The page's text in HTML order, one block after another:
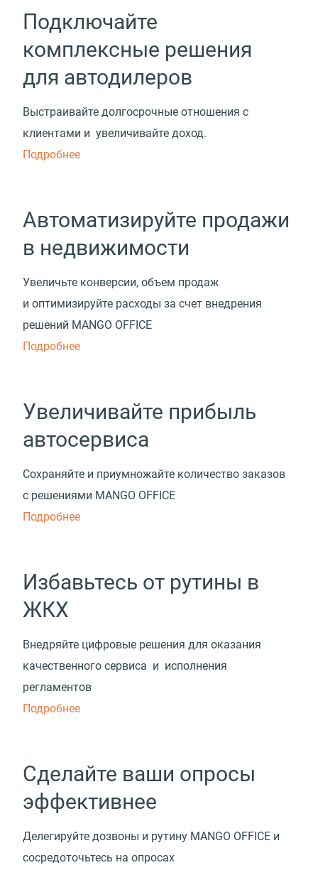
Подключайте
комплексные решения
для автодилеров
Выстраивайте долгосрочные отношения с
клиентами и увеличивайте доход.
Подробнее
Автоматизируйте продажи
в недвижимости
Увеличьте конверсии, объем продаж
и оптимизируйте расходы за счет внедрения
решений MANGO OFFICE
Подробнее
Увеличивайте прибыль
автосервиса
Сохраняйте и приумножайте количество заказов
с решениями MANGO OFFICE
Подробнее
Избавьтесь от рутины в
ЖКХ
Внедряйте цифровые решения для оказания
качественного сервиса и исполнения
регламентов
Подробнее
Сделайте ваши опросы
эффективнее
Делегируйте дозвоны и рутину MANGO OFFICE и
сосредоточьтесь на опросах